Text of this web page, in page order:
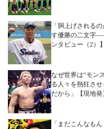
「胴上げされる
す優勝の二文字
ンタビュー（2）】
なぜ世界は“モン
る人々を熱狂さ
だから」【現地発
「まだこんなも